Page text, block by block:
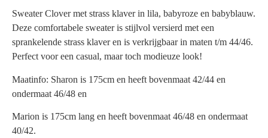
Sweater Clover met strass klaver in lila, babyroze en babyblauw.
Deze comfortabele sweater is stijlvol versierd met een
sprankelende strass klaver en is verkrijgbaar in maten t/m 44/46.
Perfect voor een casual, maar toch modieuze look!
Maatinfo: Sharon is 175cm en heeft bovenmaat 42/44 en
ondermaat 46/48 en
Marion is 175cm lang en heeft bovenmaat 46/48 en ondermaat
40/42.